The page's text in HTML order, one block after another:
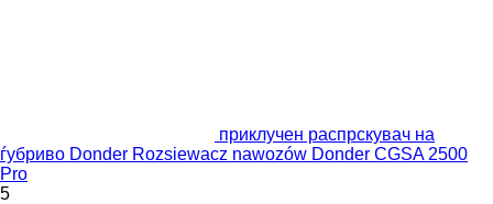
приклучен распрскувач на
ѓубриво Donder Rozsiewacz nawozów Donder CGSA 2500
Pro
5